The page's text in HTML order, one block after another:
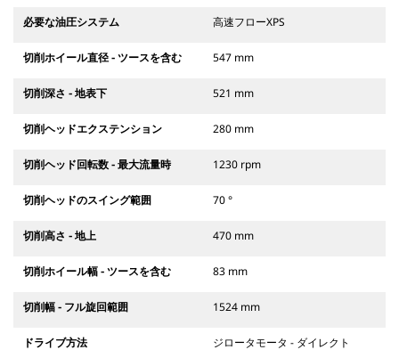
必要な油圧システム 高速フローXPS
切削ホイール直径 - ツースを含む 547 mm
切削深さ - 地表下 521 mm
切削ヘッドエクステンション 280 mm
切削ヘッド回転数 - 最大流量時 1230 rpm
切削ヘッドのスイング範囲 70 °
切削高さ - 地上 470 mm
切削ホイール幅 - ツースを含む 83 mm
切削幅 - フル旋回範囲 1524 mm
ドライブ方法 ジロータモータ - ダイレクト